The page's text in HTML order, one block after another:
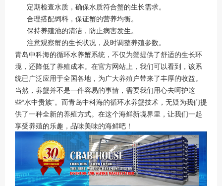
定期检查水质，确保水质符合蟹的生长需求。
合理搭配饲料，保证蟹的营养均衡。
保持养殖池的清洁，防止病害发生。
注意观察蟹的生长状况，及时调整养殖参数。
青岛中科海的循环水养蟹系统，不仅为蟹提供了舒适的生长环
境，还降低了养殖成本。在官方网站上，我们可以看到，该系
统已广泛应用于全国各地，为广大养殖户带来了丰厚的收益。
当然，养蟹并不是一件容易的事情，需要我们用心去呵护这
些“水中贵族”。而青岛中科海的循环水养蟹技术，无疑为我们提
供了一种全新的养殖方式。在这个海鲜新境界里，让我们一起
享受养殖的乐趣，品味美味的海鲜吧！